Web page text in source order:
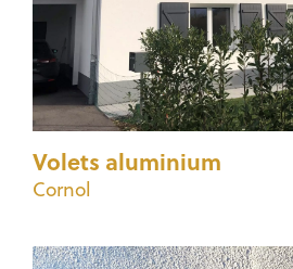
Volets aluminium
Cornol